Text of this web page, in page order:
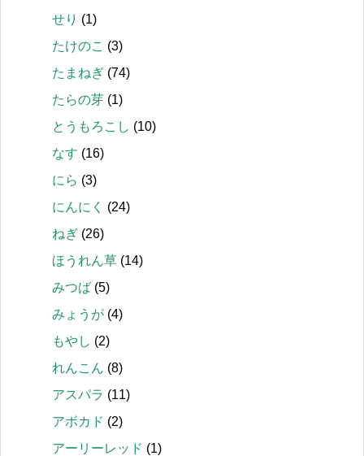
せり (1)
たけのこ (3)
たまねぎ (74)
たらの芽 (1)
とうもろこし (10)
なす (16)
にら (3)
にんにく
(24)
ねぎ (26)
ほうれん草 (14)
みつば (5)
みょうが (4)
もやし (2)
れんこん (8)
アスパラ (11)
アボカド (2)
アーリーレッド (1)